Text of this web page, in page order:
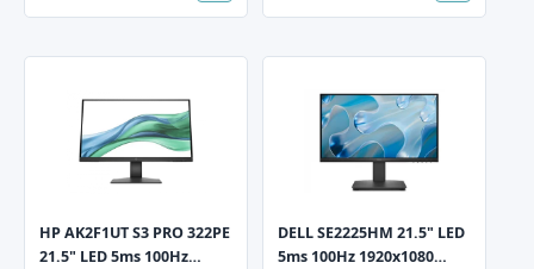
HP AK2F1UT S3 PRO 322PE
21.5" LED 5ms 100Hz
DELL SE2225HM 21.5" LED
5ms 100Hz 1920x1080